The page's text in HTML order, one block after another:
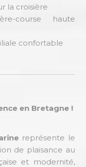
la croisière
course haute
confortable
en Bretagne !
représente le
de plaisance au
et modernité,